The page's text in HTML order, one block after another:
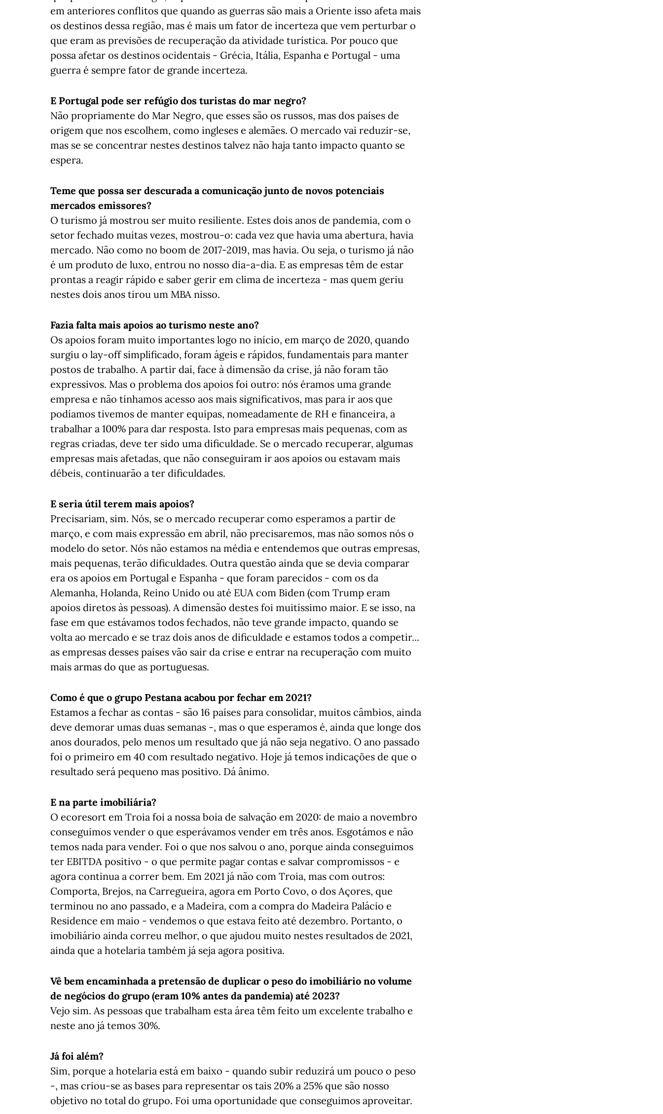
em anteriores conflitos que quando as guerras são mais a Oriente isso afeta mais
os destinos dessa região, mas é mais um fator de incerteza que vem perturbar o
que eram as previsões de recuperação da atividade turística. Por pouco que
possa afetar os destinos ocidentais - Grécia, Itália, Espanha e Portugal - uma
guerra é sempre fator de grande incerteza.
E Portugal pode ser refúgio dos turistas do mar negro?
Não propriamente do Mar Negro, que esses são os russos, mas dos países de
origem que nos escolhem, como ingleses e alemães. O mercado vai reduzir-se,
mas se se concentrar nestes destinos talvez não haja tanto impacto quanto se
espera.
Teme que possa ser descurada a comunicação junto de novos potenciais
mercados emissores?
O turismo já mostrou ser muito resiliente. Estes dois anos de pandemia, com o
setor fechado muitas vezes, mostrou-o: cada vez que havia uma abertura, havia
mercado. Não como no boom de 2017-2019, mas havia. Ou seja, o turismo já não
é um produto de luxo, entrou no nosso dia-a-dia. E as empresas têm de estar
prontas a reagir rápido e saber gerir em clima de incerteza - mas quem geriu
nestes dois anos tirou um MBA nisso.
Fazia falta mais apoios ao turismo neste ano?
Os apoios foram muito importantes logo no início, em março de 2020, quando
surgiu o lay-off simplificado, foram ágeis e rápidos, fundamentais para manter
postos de trabalho. A partir daí, face à dimensão da crise, já não foram tão
expressivos. Mas o problema dos apoios foi outro: nós éramos uma grande
empresa e não tínhamos acesso aos mais significativos, mas para ir aos que
podíamos tivemos de manter equipas, nomeadamente de RH e financeira, a
trabalhar a 100% para dar resposta. Isto para empresas mais pequenas, com as
regras criadas, deve ter sido uma dificuldade. Se o mercado recuperar, algumas
empresas mais afetadas, que não conseguiram ir aos apoios ou estavam mais
débeis, continuarão a ter dificuldades.
E seria útil terem mais apoios?
Precisariam, sim. Nós, se o mercado recuperar como esperamos a partir de
março, e com mais expressão em abril, não precisaremos, mas não somos nós o
modelo do setor. Nós não estamos na média e entendemos que outras empresas,
mais pequenas, terão dificuldades. Outra questão ainda que se devia comparar
era os apoios em Portugal e Espanha - que foram parecidos - com os da
Alemanha, Holanda, Reino Unido ou até EUA com Biden (com Trump eram
apoios diretos às pessoas). A dimensão destes foi muitíssimo maior. E se isso, na
fase em que estávamos todos fechados, não teve grande impacto, quando se
volta ao mercado e se traz dois anos de dificuldade e estamos todos a competir...
as empresas desses países vão sair da crise e entrar na recuperação com muito
mais armas do que as portuguesas.
Como é que o grupo Pestana acabou por fechar em 2021?
Estamos a fechar as contas - são 16 países para consolidar, muitos câmbios, ainda
deve demorar umas duas semanas -, mas o que esperamos é, ainda que longe dos
anos dourados, pelo menos um resultado que já não seja negativo. O ano passado
foi o primeiro em 40 com resultado negativo. Hoje já temos indicações de que o
resultado será pequeno mas positivo. Dá ânimo.
E na parte imobiliária?
O ecoresort em Troia foi a nossa boia de salvação em 2020: de maio a novembro
conseguimos vender o que esperávamos vender em três anos. Esgotámos e não
temos nada para vender. Foi o que nos salvou o ano, porque ainda conseguimos
ter EBITDA positivo - o que permite pagar contas e salvar compromissos - e
agora continua a correr bem. Em 2021 já não com Troia, mas com outros:
Comporta, Brejos, na Carregueira, agora em Porto Covo, o dos Açores, que
terminou no ano passado, e a Madeira, com a compra do Madeira Palácio e
Residence em maio - vendemos o que estava feito até dezembro. Portanto, o
imobiliário ainda correu melhor, o que ajudou muito nestes resultados de 2021,
ainda que a hotelaria também já seja agora positiva.
Vê bem encaminhada a pretensão de duplicar o peso do imobiliário no volume
de negócios do grupo (eram 10% antes da pandemia) até 2023?
Vejo sim. As pessoas que trabalham esta área têm feito um excelente trabalho e
neste ano já temos 30%.
Já foi além?
Sim, porque a hotelaria está em baixo - quando subir reduzirá um pouco o peso
-, mas criou-se as bases para representar os tais 20% a 25% que são nosso
objetivo no total do grupo. Foi uma oportunidade que conseguimos aproveitar.